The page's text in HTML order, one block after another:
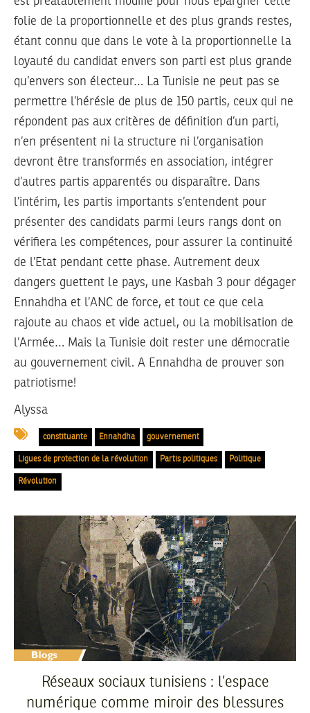
folie de la proportionnelle et des plus grands restes,
étant connu que dans le vote à la proportionnelle la
loyauté du candidat envers son parti est plus grande
qu’envers son électeur… La Tunisie ne peut pas se
permettre l’hérésie de plus de 150 partis, ceux qui ne
répondent pas aux critères de définition d’un parti,
n’en présentent ni la structure ni l’organisation
devront être transformés en association, intégrer
d’autres partis apparentés ou disparaître. Dans
l’intérim, les partis importants s’entendent pour
présenter des candidats parmi leurs rangs dont on
vérifiera les compétences, pour assurer la continuité
de l’Etat pendant cette phase. Autrement deux
dangers guettent le pays, une Kasbah 3 pour dégager
Ennahdha et l’ANC de force, et tout ce que cela
rajoute au chaos et vide actuel, ou la mobilisation de
l’Armée… Mais la Tunisie doit rester une démocratie
au gouvernement civil. A Ennahdha de prouver son
patriotisme!
Alyssa
constituante Ennahdha gouvernement
Ligues de protection de la révolution Partis politiques Politique
Révolution
Réseaux sociaux tunisiens : l’espace
numérique comme miroir des blessures